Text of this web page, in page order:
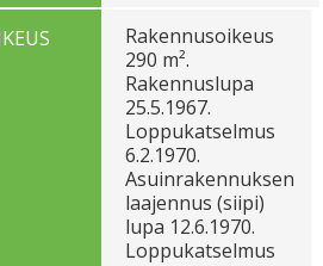
Rakennusoikeus
290 m².
Rakennuslupa
25.5.1967.
Loppukatselmus
6.2.1970.
Asuinrakennuksen
laajennus (siipi)
lupa 12.6.1970.
Loppukatselmus